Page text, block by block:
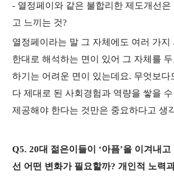
- 열정페이와 같은 불합리한 제도개선
고 느끼는 것?
열정페이라는 말 그 자체에도 여러 가지
한대로 해석하는 면이 있어 그 자체를
하기는 어려운 면이 있는데요. 무엇보다
다 제대로 된 사회경험과 역량을 쌓을 수
제공해야 한다는 것만은 중요하다고 생
Q5. 20대 젊은이들이 ‘아픔’을 이겨내고
선 어떤 변화가 필요할까? 개인적 노력